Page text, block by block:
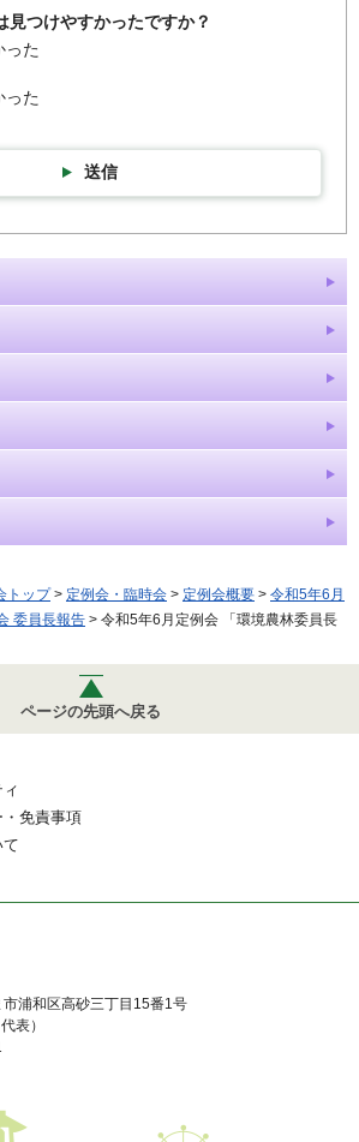
見つけやすかったですか？
った
った
送信
トップ> 定例会・臨時会 > 定例会概要 > 令和5年6月
委員長報告 > 令和5年6月定例会 「環境農林委員長
ページの先頭へ戻る
免責事項
浦和区高砂三丁目15番1号
表）